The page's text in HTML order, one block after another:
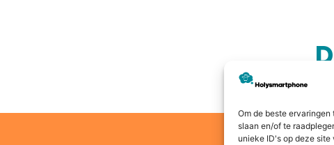
Om de beste
slaan en/of te
unieke ID's op deze